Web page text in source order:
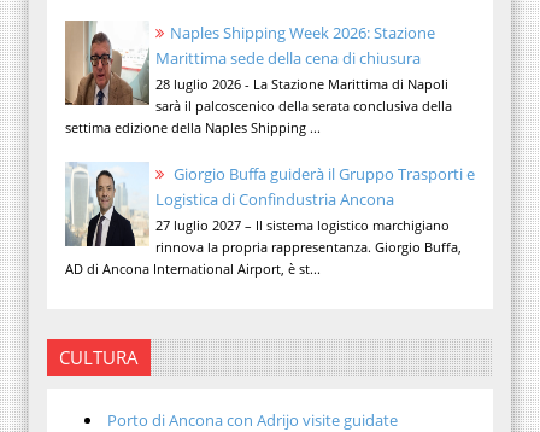
Naples Shipping Week 2026: Stazione
Marittima sede della cena di chiusura
28 luglio 2026 - La Stazione Marittima di Napoli
sarà il palcoscenico della serata conclusiva della
settima edizione della Naples Shipping ...
Giorgio Buffa guiderà il Gruppo Trasporti e
Logistica di Confindustria Ancona
27 luglio 2027 – Il sistema logistico marchigiano
rinnova la propria rappresentanza. Giorgio Buffa,
AD di Ancona International Airport, è st...
CULTURA
Porto di Ancona con Adrijo visite guidate